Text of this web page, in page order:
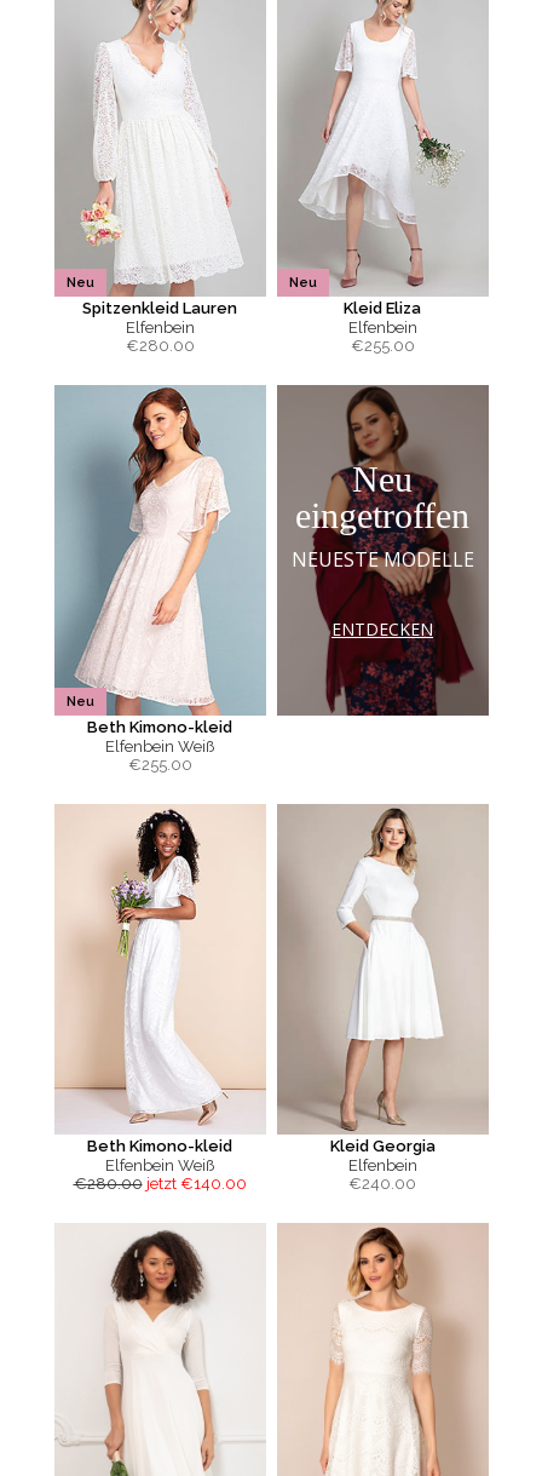
Neu
Spitzenkleid Lauren
Elfenbein
€280.00
Neu
Kleid Eliza
Elfenbein
€255.00
Neu
Beth Kimono-kleid
Elfenbein Weiß
€255.00
Neu
eingetroffen
NEUESTE MODELLE
ENTDECKEN
Beth Kimono-kleid
Elfenbein Weiß
€280.00 jetzt €140.00
Kleid Georgia
Elfenbein
€240.00